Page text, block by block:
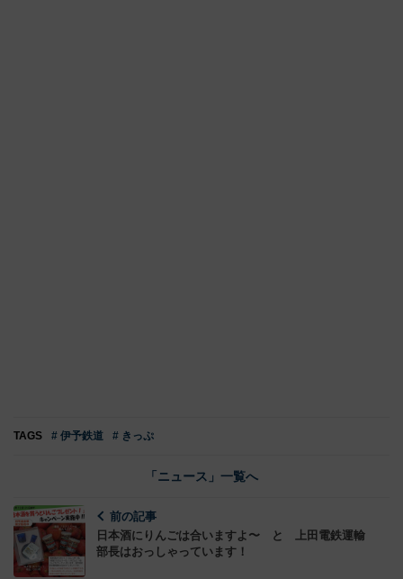
TAGS # 伊予鉄道 # きっぷ
「ニュース」一覧へ
前の記事
日本酒にりんごは合いますよ〜 と 上田電鉄運輸
部長はおっしゃっています！